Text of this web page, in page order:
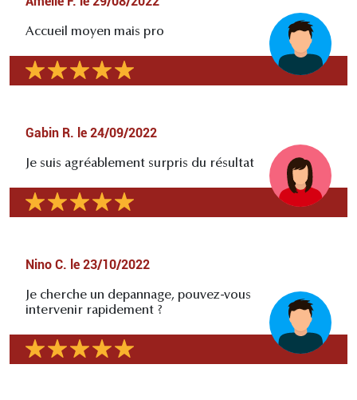
Accueil moyen mais pro
Gabin R. le 24/09/2022
Je suis agréablement surpris du résultat
Nino C. le 23/10/2022
Je cherche un depannage, pouvez-vous
intervenir rapidement ?